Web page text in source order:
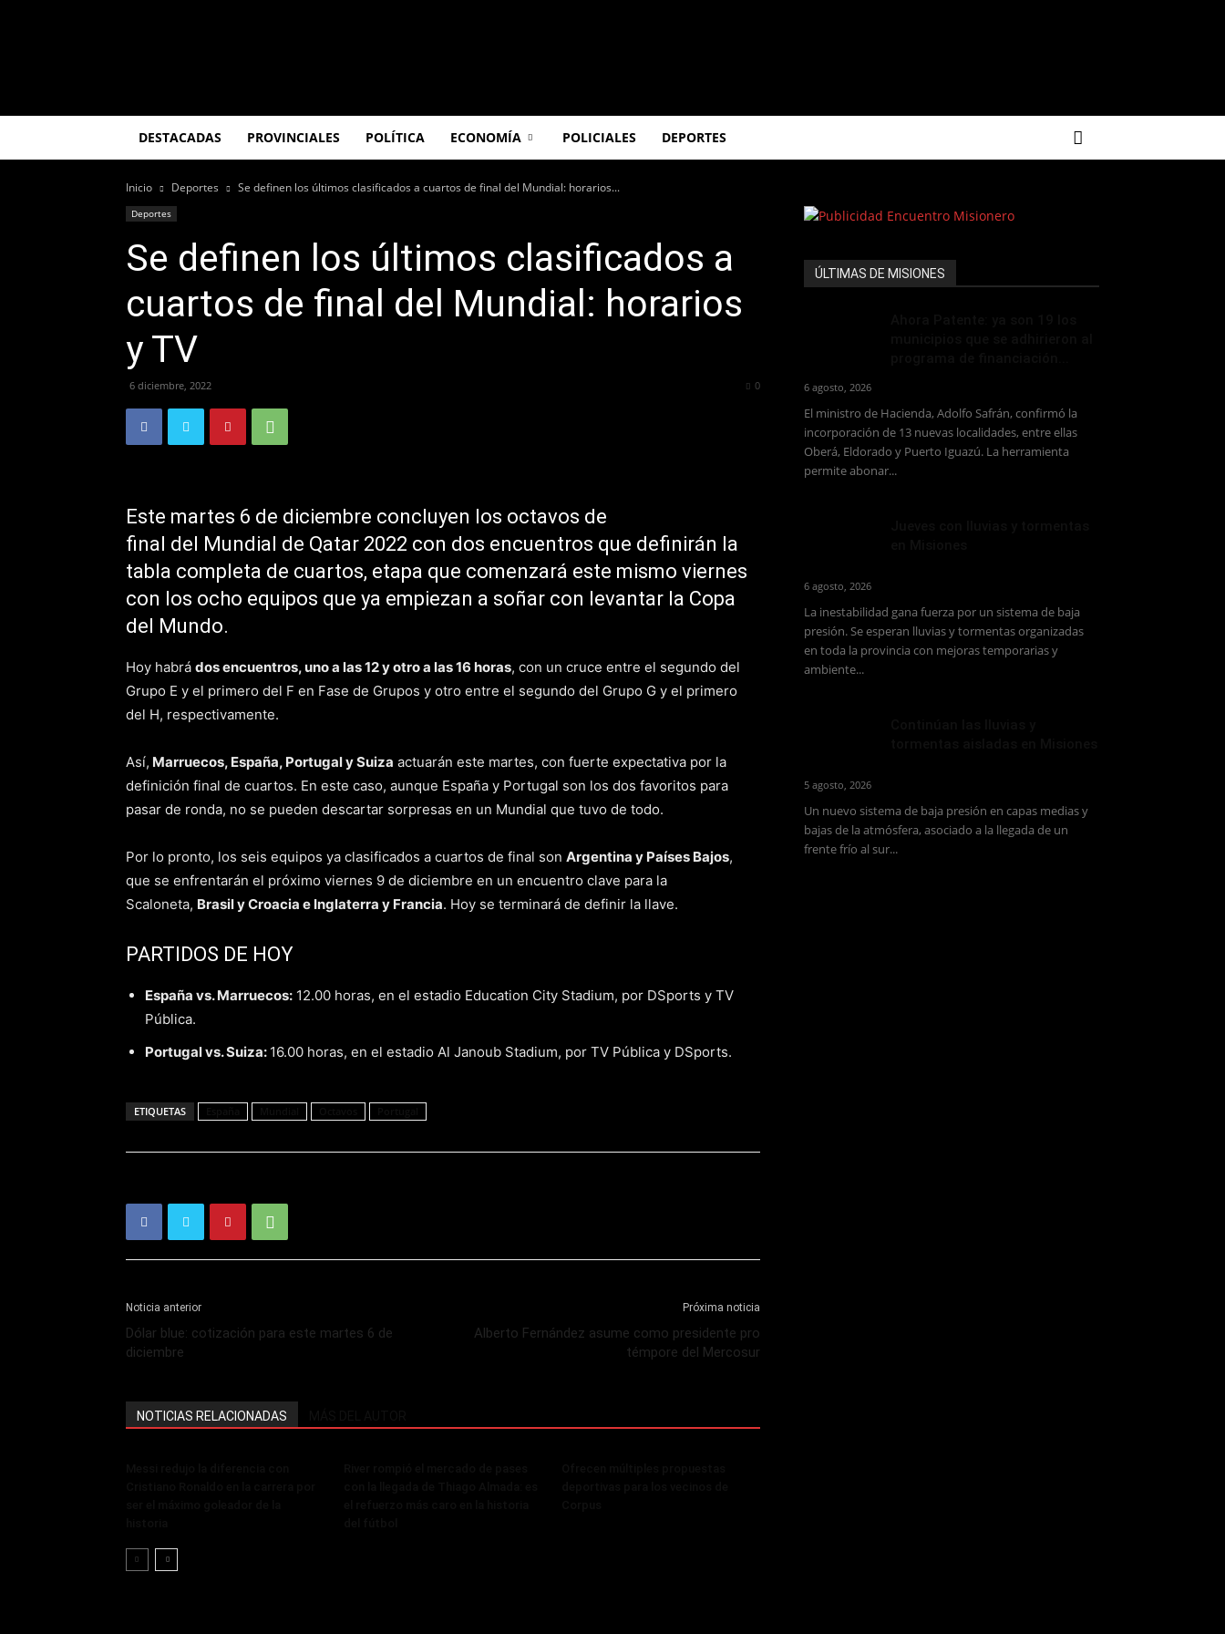
DESTACADAS PROVINCIALES POLÍTICA ECONOMÍA POLICIALES DEPORTES
Inicio Deportes Se definen los últimos clasificados a cuartos de final del Mundial: horarios...
Deportes
Se definen los últimos clasificados a
cuartos de final del Mundial: horarios
y TV
6 diciembre, 2022 0
Este martes 6 de diciembre concluyen los octavos de
final del Mundial de Qatar 2022 con dos encuentros que definirán la
tabla completa de cuartos, etapa que comenzará este mismo viernes
con los ocho equipos que ya empiezan a soñar con levantar la Copa
del Mundo.
Hoy habrá dos encuentros, uno a las 12 y otro a las 16 horas, con un cruce entre el segundo del
Grupo E y el primero del F en Fase de Grupos y otro entre el segundo del Grupo G y el primero
del H, respectivamente.
Así, Marruecos, España, Portugal y Suiza actuarán este martes, con fuerte expectativa por la
definición final de cuartos. En este caso, aunque España y Portugal son los dos favoritos para
pasar de ronda, no se pueden descartar sorpresas en un Mundial que tuvo de todo.
Por lo pronto, los seis equipos ya clasificados a cuartos de final son Argentina y Países Bajos,
que se enfrentarán el próximo viernes 9 de diciembre en un encuentro clave para la
Scaloneta, Brasil y Croacia e Inglaterra y Francia. Hoy se terminará de definir la llave.
PARTIDOS DE HOY
España vs. Marruecos: 12.00 horas, en el estadio Education City Stadium, por DSports y TV
Pública.
Portugal vs. Suiza: 16.00 horas, en el estadio Al Janoub Stadium, por TV Pública y DSports.
ETIQUETAS
Noticia anterior
Dólar blue: cotización para este martes 6 de
diciembre
Próxima noticia
Alberto Fernández asume como presidente pro
témpore del Mercosur
NOTICIAS RELACIONADAS
ÚLTIMAS DE MISIONES
6 agosto, 2026
El ministro de Hacienda, Adolfo Safrán, confirmó la
incorporación de 13 nuevas localidades, entre ellas
Oberá, Eldorado y Puerto Iguazú. La herramienta
permite abonar...
6 agosto, 2026
La inestabilidad gana fuerza por un sistema de baja
presión. Se esperan lluvias y tormentas organizadas
en toda la provincia con mejoras temporarias y
ambiente...
5 agosto, 2026
Un nuevo sistema de baja presión en capas medias y
bajas de la atmósfera, asociado a la llegada de un
frente frío al sur...